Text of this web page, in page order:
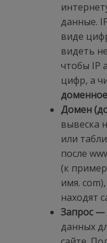
данные.
виде
видеть
чтобы IP
цифр, а
Домен
вывеска
или
после
(к
имя.
находят
Запрос —
данных